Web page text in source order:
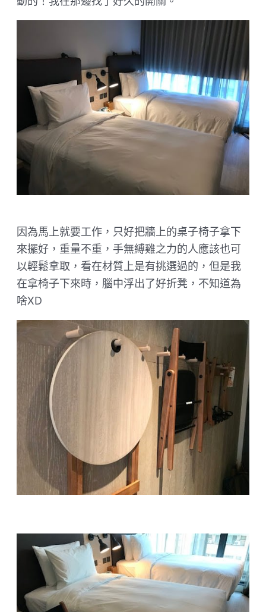
因為馬上就要工作，只好把牆上的桌子椅子拿下
來擺好，重量不重，手無縛雞之力的人應該也可
以輕鬆拿取，看在材質上是有挑選過的，但是我
在拿椅子下來時，腦中浮出了好折凳，不知道為
啥XD